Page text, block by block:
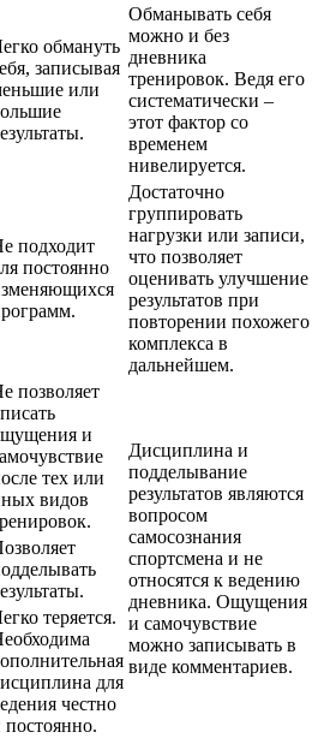
обмануть
записывая
или
Обманывать себя
можно и без
дневника
тренировок. Ведя его
систематически –
этот фактор со
временем
нивелируется.
подходит
постоянно
Достаточно
группировать
нагрузки или записи,
что позволяет
оценивать улучшение
результатов при
повторении похожего
комплекса в
дальнейшем.
позволяет
и
тех или
видов
Дисциплина и
подделывание
результатов являются
вопросом
самосознания
спортсмена и не
относятся к ведению
дневника. Ощущения
и самочувствие
можно записывать в
виде комментариев.
теряется.
для
честно
постоянно.